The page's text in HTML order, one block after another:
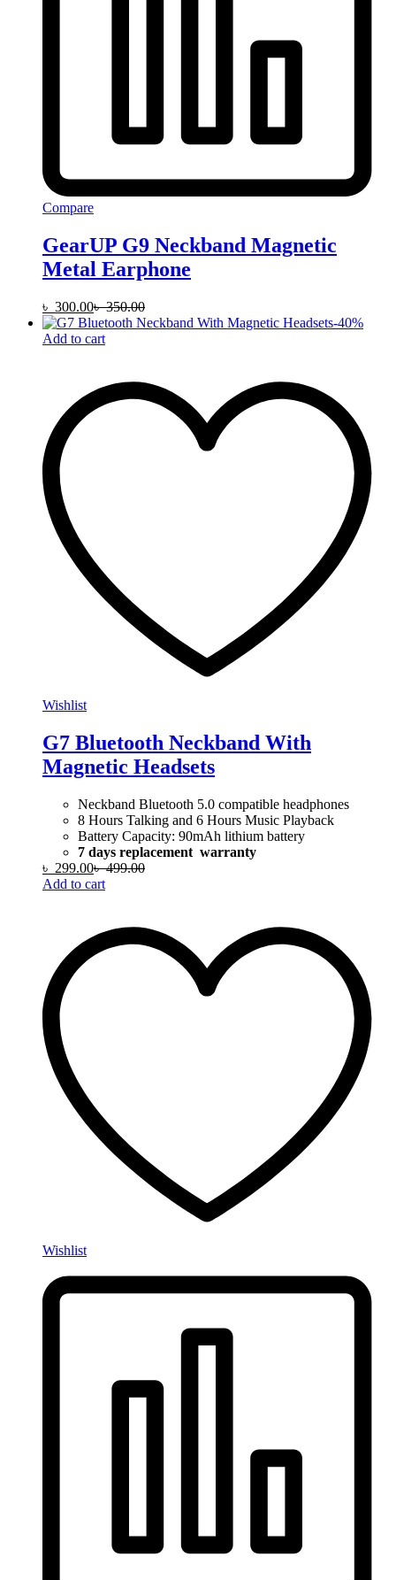
Compare
GearUP G9 Neckband Magnetic
Metal Earphone
৳ 300.00৳350.00
-40%
Add to cart
Wishlist
G7 Bluetooth Neckband With
Magnetic Headsets
Neckband Bluetooth 5.0 compatible headphones
8 Hours Talking and 6 Hours Music Playback
Battery Capacity: 90mAh lithium battery
7 days replacement warranty
৳ 299.00৳499.00
Add to cart
Wishlist